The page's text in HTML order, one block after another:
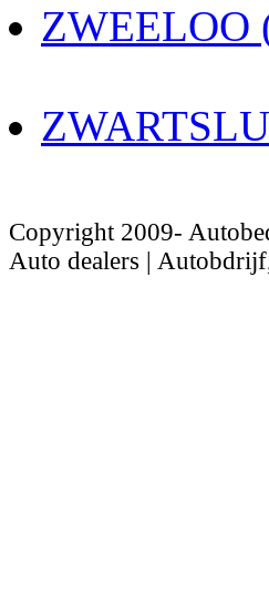
ZWEELOO
Copyright 2009-
Auto dealers |